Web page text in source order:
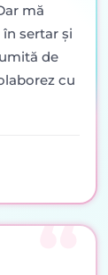
mă
sertar şi
de
cu